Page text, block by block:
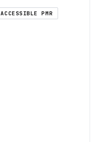
ACCESSIBLE PMR